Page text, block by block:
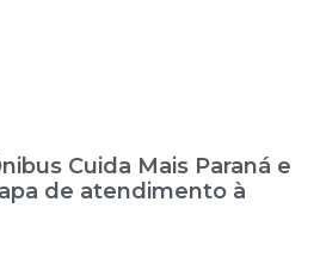
Cuida Mais Paraná e
de atendimento à